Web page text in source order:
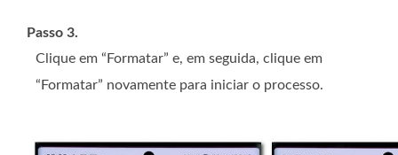
Passo 3.
Clique em “Formatar” e, em seguida, clique em
“Formatar” novamente para iniciar o processo.